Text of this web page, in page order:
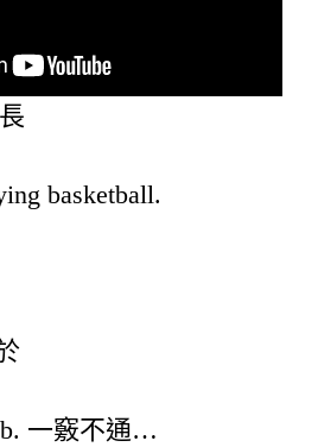
basketball.
一竅不通…